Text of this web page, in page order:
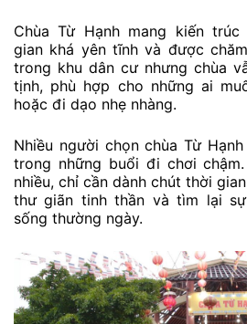
Chùa Từ Hạnh mang kiến
gian khá yên tĩnh và được
trong khu dân cư nhưng chùa
tịnh, phù hợp cho những ai
hoặc đi dạo nhẹ nhàng.
Nhiều người chọn chùa Từ
trong những buổi đi chơi
nhiều, chỉ cần dành chút thời
thư giãn tinh thần và tìm lại
sống thường ngày.